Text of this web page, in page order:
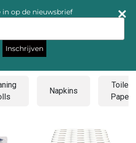
Napkins
Toilet
Paper
in op de nieuwsbrief
Inschrijven